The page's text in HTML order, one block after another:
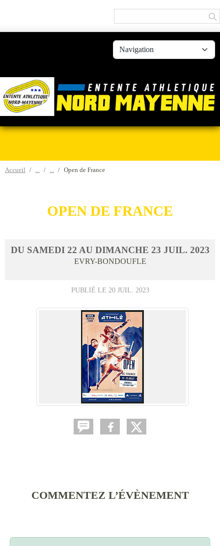
Accueil Open de France
OPEN DE FRANCE
DU SAMEDI 22 AU DIMANCHE 23 JUIL. 2023
EVRY-BONDOUFLE
PUBLIÉ LE 20 JUIL. 2023
COMMENTEZ L’ÉVÈNEMENT